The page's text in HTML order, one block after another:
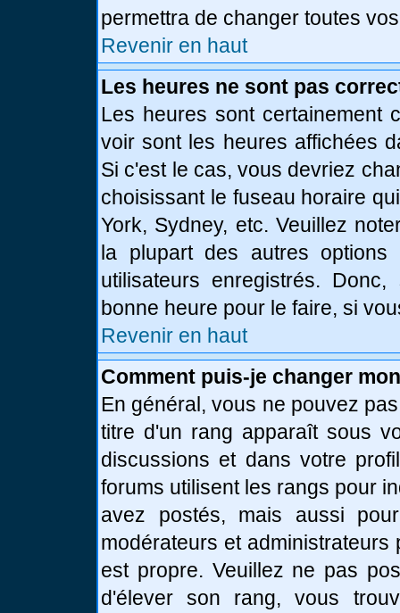
permettra de changer toutes
Revenir en haut
Les heures ne sont pas
Les heures sont certainement
voir sont les heures affichées
Si c'est le cas, vous devriez
choisissant le fuseau horaire
York, Sydney, etc. Veuillez
la plupart des autres options
utilisateurs enregistrés.
bonne heure pour le faire, si
Revenir en haut
Comment puis-je changer
En général, vous ne pouvez
titre d'un rang apparaît sous
discussions et dans votre
forums utilisent les rangs pour
avez postés, mais aussi
modérateurs et
est propre. Veuillez ne pas
d'élever son rang, vous